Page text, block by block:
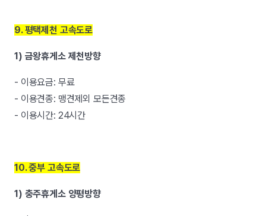
9. 평택제천 고속도로
1) 금왕휴게소 제천방향
- 이용요금: 무료
- 이용견종: 맹견제외 모든견종
- 이용시간: 24시간
10. 중부 고속도로
1) 충주휴게소 양평방향